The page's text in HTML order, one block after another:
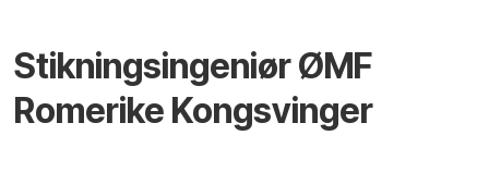
Stikningsingeniør ØMF
Romerike Kongsvinger